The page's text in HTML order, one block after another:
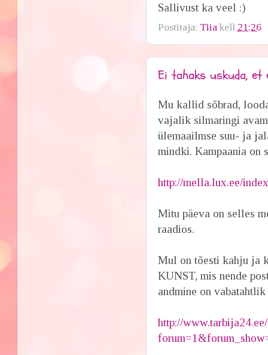
Sallivust ka veel :)
Postitaja: Tiia kell 21:26
Ei tahaks uskuda, et
Mu kallid sõbrad,
vajalik silmaringi
ülemaailmse suu- ja
mindki. Kampaania on
http://mella.lux.ee/
Mitu päeva on selles
raadios.
Mul on tõesti kahju ja
KUNST, mis nende
andmine on
http://